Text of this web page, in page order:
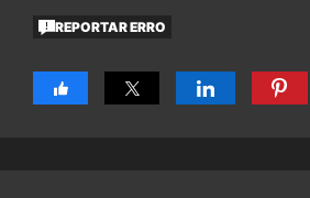
REPORTAR ERRO